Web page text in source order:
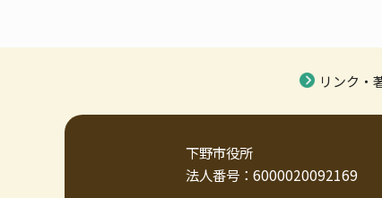
リンク・
下野市役所
法人番号：6000020092169